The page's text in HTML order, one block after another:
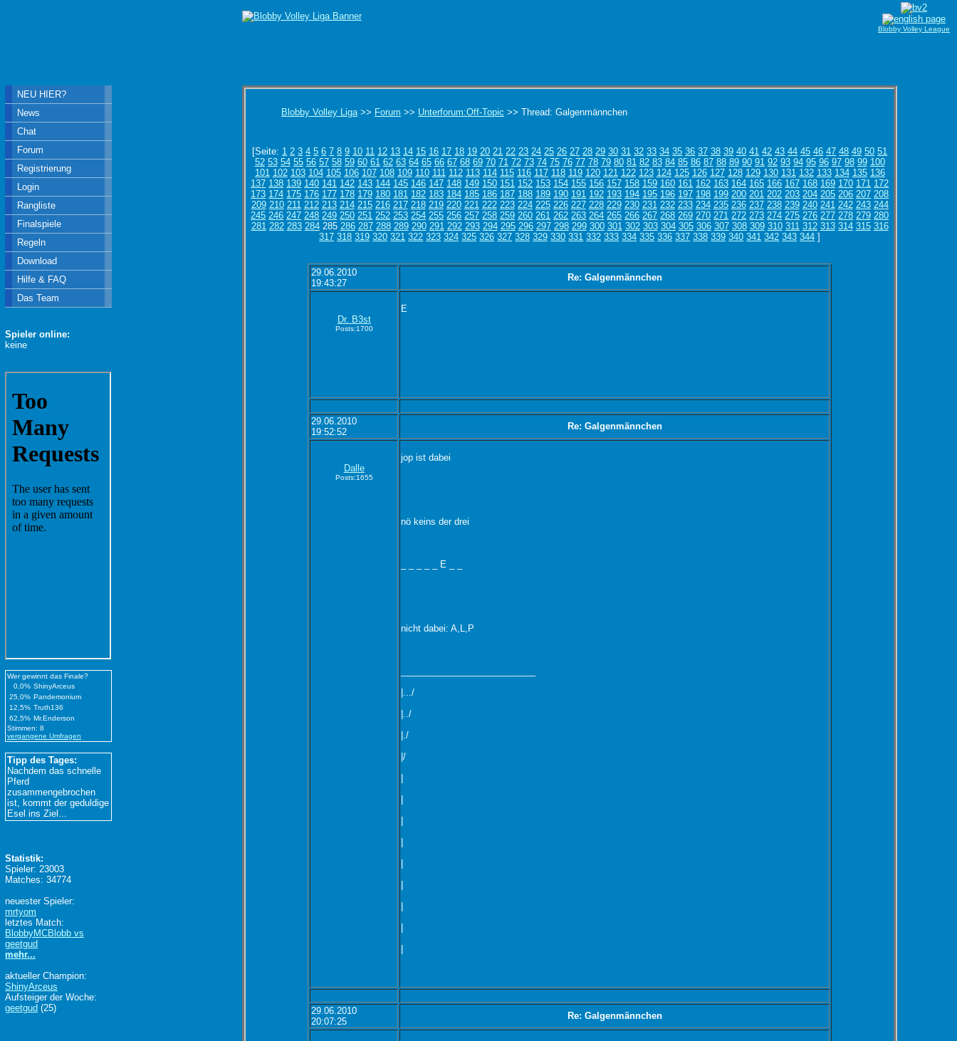
Blobby Volley Liga>> Forum >> Unterforum:Off-Topic >> Thread: Galgenmännchen
[Seite: 1 2 3 4 5 6 7 8 9 10 11 12 13 14 15 16 17 18 19 20 21 22 23 24 25 26 27 28 29 30 31 32 33 34 35 36 37 38 39 40 41 42 43 44 45 46 47 48 49 50 51
52 53 54 55 56 57 58 59 60 61 62 63 64 65 66 67 68 69 70 71 72 73 74 75 76 77 78 79 80 81 82 83 84 85 86 87 88 89 90 91 92 93 94 95 96 97 98 99 100
101 102 103 104 105 106 107 108 109 110 111 112 113 114 115 116 117 118 119 120 121 122 123 124 125 126 127 128 129 130 131 132 133 134 135 136
137 138 139 140 141 142 143 144 145 146 147 148 149 150 151 152 153 154 155 156 157 158 159 160 161 162 163 164 165 166 167 168 169 170 171 172
173 174 175 176 177 178 179 180 181 182 183 184 185 186 187 188 189 190 191 192 193 194 195 196 197 198 199 200 201 202 203 204 205 206 207 208
209 210 211 212 213 214 215 216 217 218 219 220 221 222 223 224 225 226 227 228 229 230 231 232 233 234 235 236 237 238 239 240 241 242 243 244
245 246 247 248 249 250 251 252 253 254 255 256 257 258 259 260 261 262 263 264 265 266 267 268 269 270 271 272 273 274 275 276 277 278 279 280
281 282 283 284285 286 287 288 289 290 291 292 293 294 295 296 297 298 299 300 301 302 303 304 305 306 307 308 309 310 311 312 313 314 315 316
317 318 319 320 321 322 323 324 325 326 327 328 329 330 331 332 333 334 335 336 337 338 339 340 341 342 343 344 ]
29.06.2010
19:43:27
Re: Galgenmännchen
Dr. B3st
Posts:1700
E
29.06.2010
19:52:52
Re: Galgenmännchen
Dalle
Posts:1655
jop ist dabei
nö keins der drei
_ _ _ _ _ E _ _
nicht dabei: A,L,P
|.../
|../
|./
|/
29.06.2010
20:07:25
Re: Galgenmännchen
Blobby Volley League
NEU HIER?
News
Chat
Forum
Registrierung
Login
Rangliste
Finalspiele
Regeln
Download
Hilfe & FAQ
Das Team
Spieler online:
keine
Wer gewinnt das Finale?
0,0% ShinyArceus
25,0% Pandemonium
12,5% Truth136
62,5% Mr.Enderson
Stimmen: 8
vergangene Umfragen
Tipp des Tages:
Nachdem das schnelle
Pferd
zusammengebrochen
ist, kommt der geduldige
Esel ins Ziel...
Statistik:
Spieler: 23003
Matches: 34774
neuester Spieler:
mrtyom
letztes Match:
BlobbyMCBlobb vs
geetgud
mehr...
aktueller Champion:
ShinyArceus
Aufsteiger der Woche:
geetgud (25)